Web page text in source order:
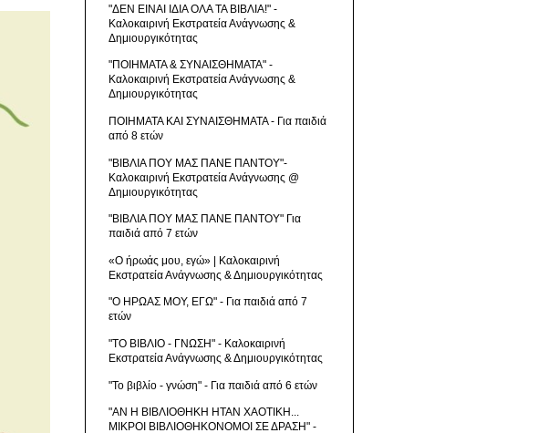
"ΔΕΝ ΕΙΝΑΙ ΙΔΙΑ ΟΛΑ ΤΑ ΒΙΒΛΙΑ!" -
Καλοκαιρινή Εκστρατεία Ανάγνωσης &
Δημιουργικότητας
"ΠΟΙΗΜΑΤΑ & ΣΥΝΑΙΣΘΗΜΑΤΑ" -
Καλοκαιρινή Εκστρατεία Ανάγνωσης &
Δημιουργικότητας
ΠΟΙΗΜΑΤΑ ΚΑΙ ΣΥΝΑΙΣΘΗΜΑΤΑ - Για παιδιά
από 8 ετών
"ΒΙΒΛΙΑ ΠΟΥ ΜΑΣ ΠΑΝΕ ΠΑΝΤΟΥ"-
Καλοκαιρινή Εκστρατεία Ανάγνωσης @
Δημιουργικότητας
"ΒΙΒΛΙΑ ΠΟΥ ΜΑΣ ΠΑΝΕ ΠΑΝΤΟΥ" Για
παιδιά από 7 ετών
«Ο ήρωάς μου, εγώ» | Καλοκαιρινή
Εκστρατεία Ανάγνωσης & Δημιουργικότητας
"Ο ΗΡΩΑΣ ΜΟΥ, ΕΓΩ" - Για παιδιά από 7
ετών
"ΤΟ ΒΙΒΛΙΟ - ΓΝΩΣΗ" - Καλοκαιρινή
Εκστρατεία Ανάγνωσης & Δημιουργικότητας
"Το βιβλίο - γνώση" - Για παιδιά από 6 ετών
"ΑΝ Η ΒΙΒΛΙΟΘΗΚΗ ΗΤΑΝ ΧΑΟΤΙΚΗ...
ΜΙΚΡΟΙ ΒΙΒΛΙΟΘΗΚΟΝΟΜΟΙ ΣΕ ΔΡΑΣΗ" -